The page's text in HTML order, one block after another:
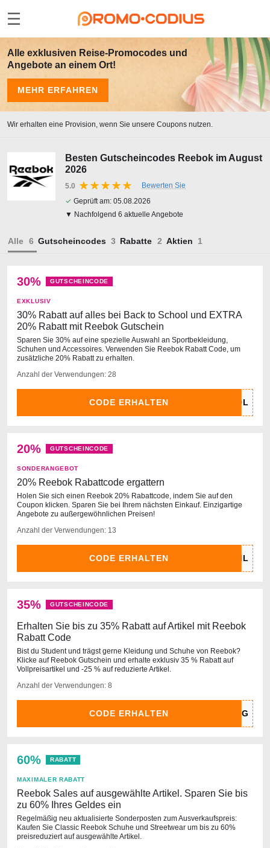
Alle exklusiven Reise-Promocodes und
Angebote an einem Ort!
MEHR ERFAHREN
Wir erhalten eine Provision, wenn Sie unsere Coupons nutzen.
Besten Gutscheincodes Reebok im August
2026
5.0
Bewerten Sie
✓ Geprüft am: 05.08.2026
▼ Nachfolgend 6 aktuelle Angebote
Alle Gutscheincodes Rabatte Aktien
30% GUTSCHEINCODE
EXKLUSIV
30% Rabatt auf alles bei Back to School und EXTRA
20% Rabatt mit Reebok Gutschein
Sparen Sie 30% auf eine spezielle Auswahl an Sportbekleidung,
Schuhen und Accessoires. Verwenden Sie Reebok Rabatt Code, um
zusätzliche 20% Rabatt zu erhalten.
Anzahl der Verwendungen: 28
CODE ERHALTEN
20% GUTSCHEINCODE
SONDERANGEBOT
20% Reebok Rabattcode ergattern
Holen Sie sich einen Reebok 20% Rabattcode, indem Sie auf den
Coupon klicken. Sparen Sie bei Ihrem nächsten Einkauf. Einzigartige
Angebote zu außergewöhnlichen Preisen!
Anzahl der Verwendungen: 13
CODE ERHALTEN
35% GUTSCHEINCODE
Erhalten Sie bis zu 35% Rabatt auf Artikel mit Reebok
Rabatt Code
Bist du Student und trägst gerne Kleidung und Schuhe von Reebok?
Klicke auf Reebok Gutschein und erhalte exklusiv 35 % Rabatt auf
Vollpreisartikel und -25 % auf reduzierte Artikel.
Anzahl der Verwendungen: 8
CODE ERHALTEN
60% RABATT
MAXIMALER RABATT
Reebok Sales auf ausgewählte Artikel. Sparen Sie bis
zu 60% Ihres Geldes ein
Regelmäßig neu aktualisierte Sonderposten zum Ausverkaufspreis:
Kaufen Sie Classic Reebok Schuhe und Streetwear um bis zu 60%
preisreduziert auf ausgewählte Artikel.